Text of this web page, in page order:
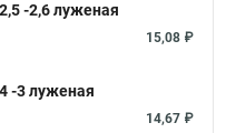
-2,6 луженая
15,08 ₽
-3 луженая
14,67 ₽